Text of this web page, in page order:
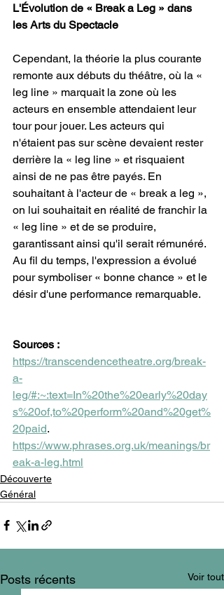
L'Évolution de « Break a Leg » dans
les Arts du Spectacle
Cependant, la théorie la plus courante
remonte aux débuts du théâtre, où la «
leg line » marquait la zone où les
acteurs en ensemble attendaient leur
tour pour jouer. Les acteurs qui
n'étaient pas sur scène devaient rester
derrière la « leg line » et risquaient
ainsi de ne pas être payés. En
souhaitant à l'acteur de « break a leg »,
on lui souhaitait en réalité de franchir la
« leg line » et de se produire,
garantissant ainsi qu'il serait rémunéré.
Au fil du temps, l'expression a évolué
pour symboliser « bonne chance » et le
désir d'une performance remarquable.
Sources :
https://transcendencetheatre.org/break-
a-
leg/#:~:text=In%20the%20early%20day
s%20of,to%20perform%20and%20get%
20paid.
https://www.phrases.org.uk/meanings/br
eak-a-leg.html
Découverte
Général
Posts récents Voir tout